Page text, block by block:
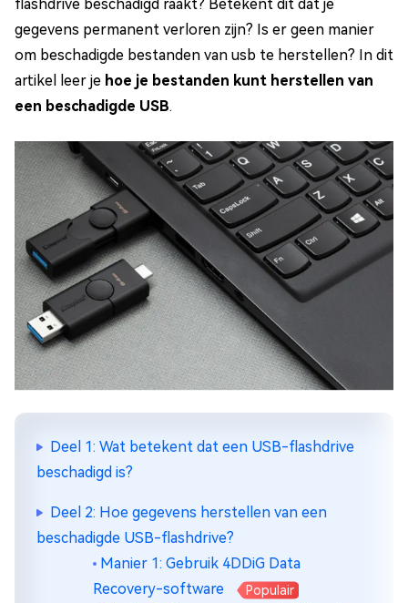
flashdrive beschadigd raakt? Betekent dit dat je
gegevens permanent verloren zijn? Is er geen manier
om beschadigde bestanden van usb te herstellen? In dit
artikel leer je hoe je bestanden kunt herstellen van
een beschadigde USB.
Deel 1: Wat betekent dat een USB-flashdrive
beschadigd is?
Deel 2: Hoe gegevens herstellen van een
beschadigde USB-flashdrive?
Manier 1: Gebruik 4DDiG Data
Recovery-software
Populair